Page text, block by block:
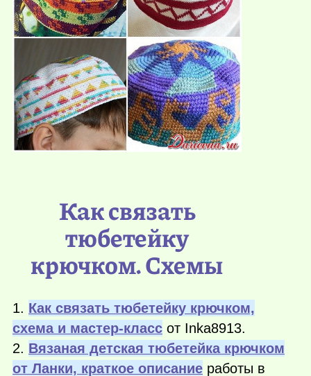
Как связать
тюбетейку
крючком. Схемы
1. Как связать тюбетейку крючком,
схема и мастер-класс от Inka8913.
2. Вязаная детская тюбетейка крючком
от Ланки, краткое описание работы в